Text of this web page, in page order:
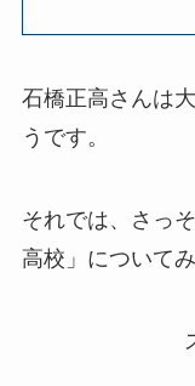
石橋正高さんは
うです。
それでは、さっ
高校」について